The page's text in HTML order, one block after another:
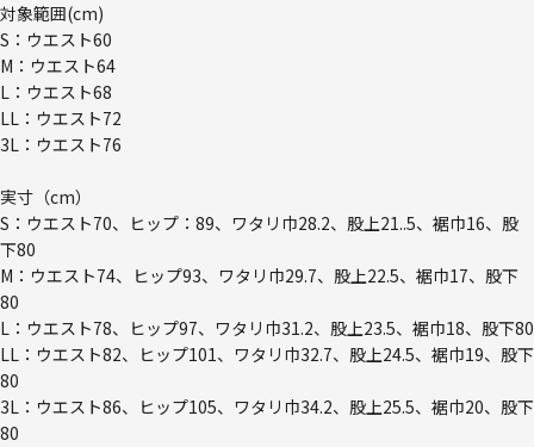
対象範囲(cm)
S：ウエスト60
M：ウエスト64
L：ウエスト68
LL：ウエスト72
3L：ウエスト76
実寸（cm）
S：ウエスト70、ヒップ：89、ワタリ巾28.2、股上21..5、裾巾16、股
下80
M：ウエスト74、ヒップ93、ワタリ巾29.7、股上22.5、裾巾17、股下
80
L：ウエスト78、ヒップ97、ワタリ巾31.2、股上23.5、裾巾18、股下80
LL：ウエスト82、ヒップ101、ワタリ巾32.7、股上24.5、裾巾19、股下
80
3L：ウエスト86、ヒップ105、ワタリ巾34.2、股上25.5、裾巾20、股下
80